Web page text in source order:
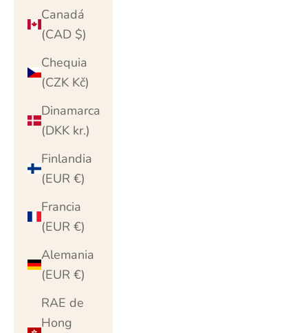
Canadá
(CAD $)
Chequia
(CZK Kč)
Dinamarca
(DKK kr.)
Finlandia
(EUR €)
Francia
(EUR €)
Alemania
(EUR €)
RAE de
Hong